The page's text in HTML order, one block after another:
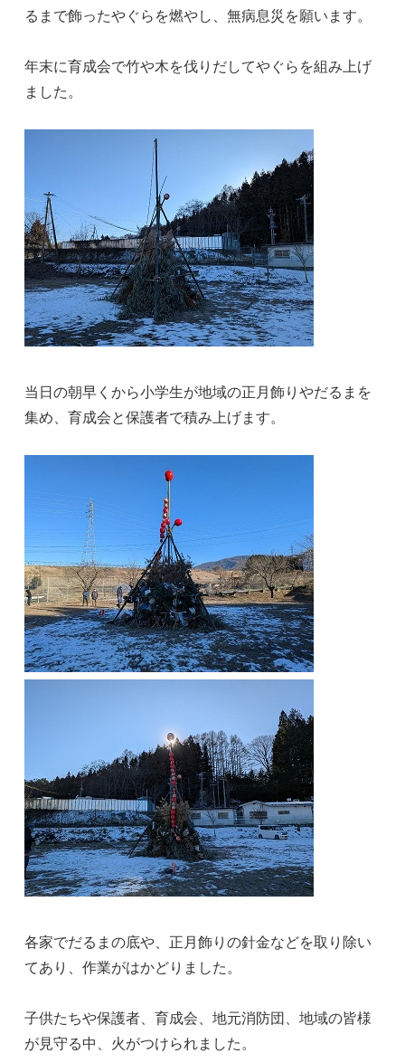
るまで飾ったやぐらを燃やし、無病息災を願います。
年末に育成会で竹や木を伐りだしてやぐらを組み上げ
ました。
当日の朝早くから小学生が地域の正月飾りやだるまを
集め、育成会と保護者で積み上げます。
各家でだるまの底や、正月飾りの針金などを取り除い
てあり、作業がはかどりました。
子供たちや保護者、育成会、地元消防団、地域の皆様
が見守る中、火がつけられました。